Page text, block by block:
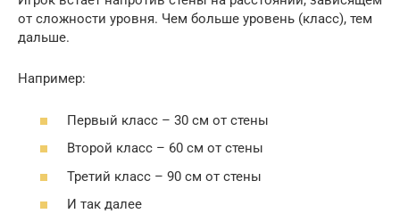
от сложности уровня. Чем больше уровень (класс), тем
дальше.
Например:
Первый класс – 30 см от стены
Второй класс – 60 см от стены
Третий класс – 90 см от стены
И так далее